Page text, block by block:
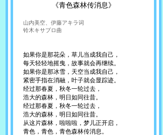
《青色森林传消息》
山内美空、伊藤アキラ词
铃木キサブロ曲
如果你是那花朵，草儿当成我自己，
每天轻轻地摇曳，故事就会再继续。
如果你是那冰雪，天空当成我自己，
紧密手指在消融，叶子就会显踪迹。
经过那春夏，秋冬一轮过去，
浩大的森林，明日如同往昔。
经过那春夏，秋冬一轮过去，
浩大的森林，明日如同往昔。
从这片森林，啦啦啦，梦儿正开启，
青色，青色，青色森林传消息。